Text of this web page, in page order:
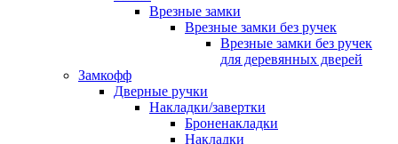
Врезные замки
Врезные замки без ручек
Врезные замки без ручек
для деревянных дверей
Замкофф
Дверные ручки
Накладки/завертки
Броненакладки
Накладки